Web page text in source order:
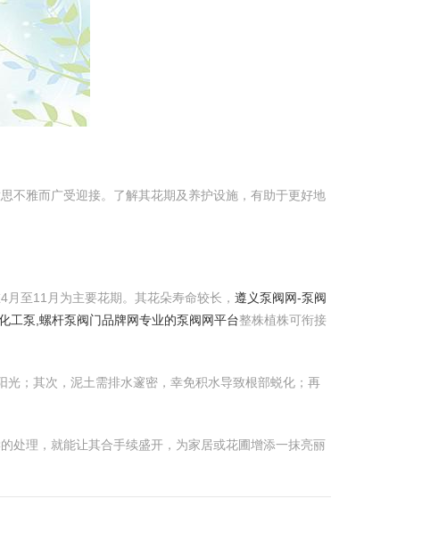
不雅而广受迎接。了解其花期及养护设施，有助于更好地
至11月为主要花期。其花朵寿命较长， 遵义泵阀网-泵阀
工泵,螺杆泵阀门品牌网专业的泵阀网平台整株植株可衔接
；其次，泥土需排水邃密，幸免积水导致根部蜕化；再
处理，就能让其合手续盛开，为家居或花圃增添一抹亮丽